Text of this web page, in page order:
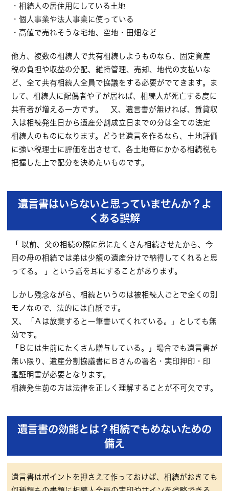
・相続人の居住用にしている土地
・個人事業や法人事業に使っている
・高値で売れそうな宅地、空地・田畑など
他方、複数の相続人で共有相続しようものなら、固定資産
税の負担や収益の分配、維持管理、売却、地代の支払いな
ど、全て共有相続人全員で協議をする必要がでてきます。ま
して、相続人に配偶者や子が居れば、相続人が死亡する度に
共有者が増える一方です。 又、遺言書が無ければ、賃貸収
入は相続発生日から遺産分割成立日までの分は全ての法定
相続人のものになります。どうせ遺言を作るなら、土地評価
に強い税理士に評価を出させて、各土地毎にかかる相続税も
把握した上で配分を決めたいものです。
遺言書はいらないと思っていませんか？よ
くある誤解
「 以前、父の相続の際に弟にたくさん相続させたから、今
回の母の相続では弟は少額の遺産分けで納得してくれると思
ってる。 」という話を耳にすることがあります。
しかし残念ながら、相続というのは被相続人ごとで全くの別
モノなので、法的には白紙です。
又、「Ａは放棄すると一筆書いてくれている。」としても無
効です。
「Ｂには生前にたくさん贈与している。」場合でも遺言書が
無い限り、遺産分割協議書にＢさんの署名・実印押印・印
鑑証明書が必要となります。
相続発生前の方は法律を正しく理解することが不可欠です。
遺言書の効能とは？相続でもめないための
備え
遺言書はポイントを押さえて作っておけば、相続がおきても